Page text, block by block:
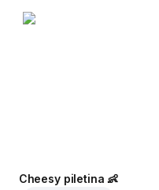
Cheesy piletina 👶